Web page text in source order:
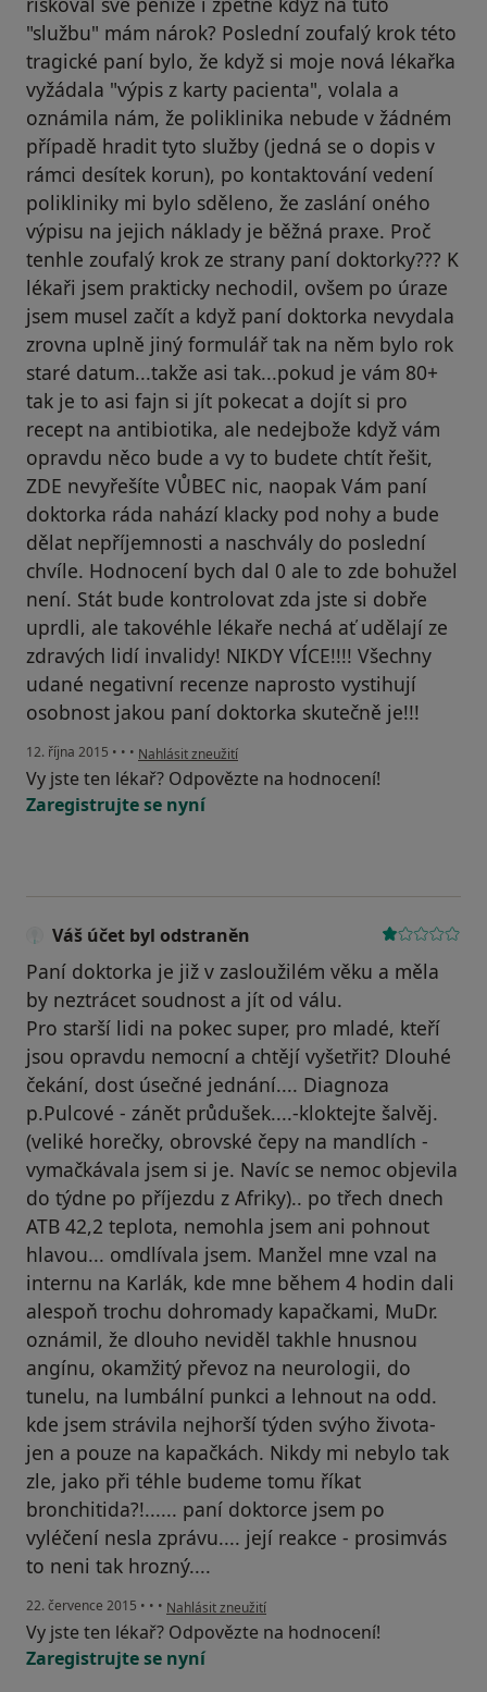
"službu" mám nárok? Poslední zoufalý krok této
tragické paní bylo, že když si moje nová lékařka
vyžádala "výpis z karty pacienta", volala a
oznámila nám, že poliklinika nebude v žádném
případě hradit tyto služby (jedná se o dopis v
rámci desítek korun), po kontaktování vedení
polikliniky mi bylo sděleno, že zaslání oného
výpisu na jejich náklady je běžná praxe. Proč
tenhle zoufalý krok ze strany paní doktorky??? K
lékaři jsem prakticky nechodil, ovšem po úraze
jsem musel začít a když paní doktorka nevydala
zrovna uplně jiný formulář tak na něm bylo rok
staré datum...takže asi tak...pokud je vám 80+
tak je to asi fajn si jít pokecat a dojít si pro
recept na antibiotika, ale nedejbože když vám
opravdu něco bude a vy to budete chtít řešit,
ZDE nevyřešíte VŮBEC nic, naopak Vám paní
doktorka ráda nahází klacky pod nohy a bude
dělat nepříjemnosti a naschvály do poslední
chvíle. Hodnocení bych dal 0 ale to zde bohužel
není. Stát bude kontrolovat zda jste si dobře
uprdli, ale takovéhle lékaře nechá ať udělají ze
zdravých lidí invalidy! NIKDY VÍCE!!!! Všechny
udané negativní recenze naprosto vystihují
osobnost jakou paní doktorka skutečně je!!!
12. října 2015 • • • podle názoru uživatele Pavel
Nahlásit zneužití
Vy jste ten lékař? Odpovězte na hodnocení!
Zaregistrujte se nyní
Váš účet byl odstraněn
Paní doktorka je již v zasloužilém věku a měla
by neztrácet soudnost a jít od válu.
Pro starší lidi na pokec super, pro mladé, kteří
jsou opravdu nemocní a chtějí vyšetřit? Dlouhé
čekání, dost úsečné jednání.... Diagnoza
p.Pulcové - zánět průdušek....-kloktejte šalvěj.
(veliké horečky, obrovské čepy na mandlích -
vymačkávala jsem si je. Navíc se nemoc objevila
do týdne po příjezdu z Afriky).. po třech dnech
ATB 42,2 teplota, nemohla jsem ani pohnout
hlavou... omdlívala jsem. Manžel mne vzal na
internu na Karlák, kde mne během 4 hodin dali
alespoň trochu dohromady kapačkami, MuDr.
oznámil, že dlouho neviděl takhle hnusnou
angínu, okamžitý převoz na neurologii, do
tunelu, na lumbální punkci a lehnout na odd.
kde jsem strávila nejhorší týden svýho života-
jen a pouze na kapačkách. Nikdy mi nebylo tak
zle, jako při téhle budeme tomu říkat
bronchitida?!...... paní doktorce jsem po
vyléčení nesla zprávu.... její reakce - prosimvás
to neni tak hrozný....
22. července 2015 • • • podle názoru uživatele Váš účet byl odstraněn
Nahlásit zneužití
Vy jste ten lékař? Odpovězte na hodnocení!
Zaregistrujte se nyní